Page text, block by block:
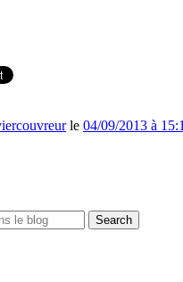
le 04/09/2013 à